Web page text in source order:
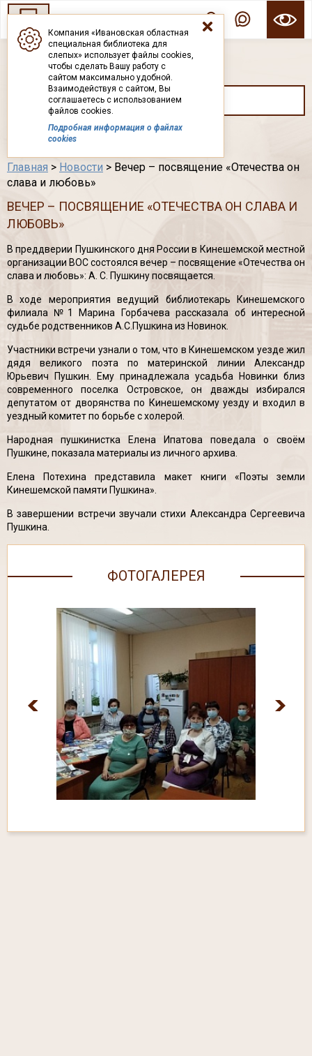
Компания «Ивановская областная
специальная библиотека для
слепых» использует файлы cookies,
чтобы сделать Вашу работу с
сайтом максимально удобной.
Взаимодействуя с сайтом, Вы
соглашаетесь с использованием
файлов cookies.
Подробная информация о файлах
cookies
ГОСУДАРСТВЕННОЕ БЮДЖЕТНОЕ УЧРЕЖДЕНИЕ ИВАНОВСКОЙ ОБЛАСТИ
ИВАНОВСКАЯ ОБЛАСТНАЯ СПЕЦИАЛЬНАЯ
БИБЛИОТЕКА ДЛЯ СЛЕПЫХ
Каталог
Главная > Новости > Вечер – посвящение «Отечества он
слава и любовь»
ВЕЧЕР – ПОСВЯЩЕНИЕ «ОТЕЧЕСТВА ОН СЛАВА И
ЛЮБОВЬ»
В преддверии Пушкинского дня России в Кинешемской местной
организации ВОС состоялся вечер – посвящение «Отечества он
слава и любовь»: А. С. Пушкину посвящается.
В ходе мероприятия ведущий библиотекарь Кинешемского
филиала №1 Марина Горбачева рассказала об интересной
судьбе родственников А.С.Пушкина из Новинок.
Участники встречи узнали о том, что в Кинешемском уезде жил
дядя великого поэта по материнской линии Александр
Юрьевич Пушкин. Ему принадлежала усадьба Новинки близ
современного поселка Островское, он дважды избирался
депутатом от дворянства по Кинешемскому уезду и входил в
уездный комитет по борьбе с холерой.
Народная пушкинистка Елена Ипатова поведала о своём
Пушкине, показала материалы из личного архива.
Елена Потехина представила макет книги «Поэты земли
Кинешемской памяти Пушкина».
В завершении встречи звучали стихи Александра Сергеевича
Пушкина.
ФОТОГАЛЕРЕЯ